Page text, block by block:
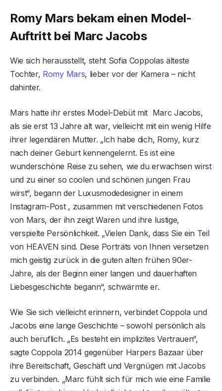
Romy Mars bekam einen Model-
Auftritt bei Marc Jacobs
Wie sich herausstellt, steht Sofia Coppolas älteste
Tochter, Romy Mars, lieber vor der Kamera – nicht
dahinter.
Mars hatte ihr erstes Model-Debüt mit Marc Jacobs,
als sie erst 13 Jahre alt war, vielleicht mit ein wenig Hilfe
ihrer legendären Mutter. „Ich habe dich, Romy, kurz
nach deiner Geburt kennengelernt. Es ist eine
wunderschöne Reise zu sehen, wie du erwachsen wirst
und zu einer so coolen und schönen jungen Frau
wirst“, begann der Luxusmodedesigner in einem
Instagram-Post , zusammen mit verschiedenen Fotos
von Mars, der ihn zeigt Waren und ihre lustige,
verspielte Persönlichkeit. „Vielen Dank, dass Sie ein Teil
von HEAVEN sind. Diese Porträts von Ihnen versetzen
mich geistig zurück in die guten alten frühen 90er-
Jahre, als der Beginn einer langen und dauerhaften
Liebesgeschichte begann“, schwärmte er.
Wie Sie sich vielleicht erinnern, verbindet Coppola und
Jacobs eine lange Geschichte – sowohl persönlich als
auch beruflich. „Es besteht ein implizites Vertrauen“,
sagte Coppola 2014 gegenüber Harpers Bazaar über
ihre Bereitschaft, Geschäft und Vergnügen mit Jacobs
zu verbinden. „Marc fühlt sich für mich wie eine Familie